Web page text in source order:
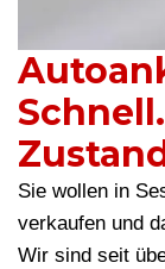
Sie wollen in
verkaufen und
Wir sind seit